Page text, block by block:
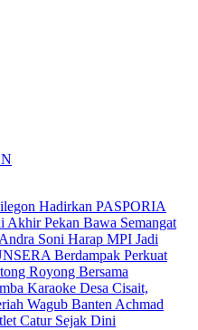
Hadirkan PASPORIA
Akhir Pekan Bawa Semangat
Soni Harap MPI Jadi
Berdampak Perkuat
Royong Bersama
Karaoke Desa Cisait,
Wagub Banten Achmad
Catur Sejak Dini